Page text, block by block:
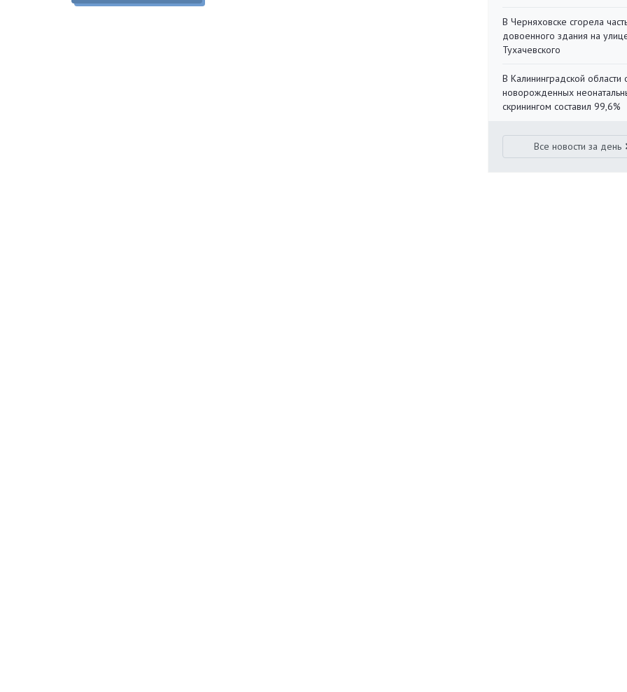
В Черняховске сгорела
довоенного здания на
Тухачевского
В Калининградской области
новорожденных
скринингом составил 99,6%
Все новости за день